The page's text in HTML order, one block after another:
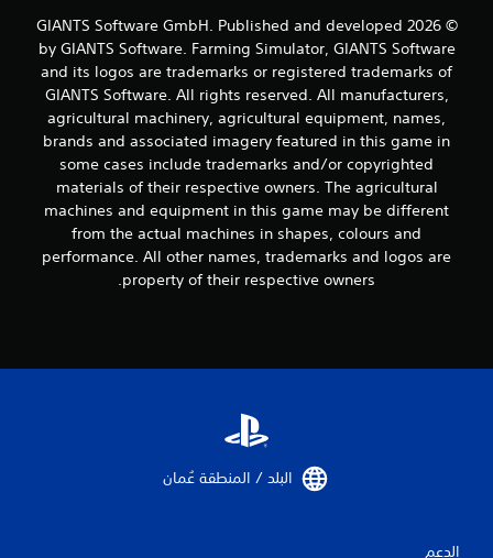
© 2026 GIANTS Software GmbH. Published and developed
by GIANTS Software. Farming Simulator, GIANTS Software
and its logos are trademarks or registered trademarks of
GIANTS Software. All rights reserved. All manufacturers,
agricultural machinery, agricultural equipment, names,
brands and associated imagery featured in this game in
some cases include trademarks and/or copyrighted
materials of their respective owners. The agricultural
machines and equipment in this game may be different
from the actual machines in shapes, colours and
performance. All other names, trademarks and logos are
property of their respective owners.
البلد / المنطقة عُمان‏
الدعم